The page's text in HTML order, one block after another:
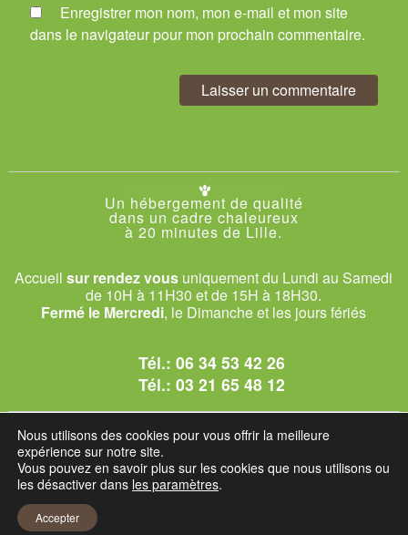
Enregistrer mon nom, mon e-mail et mon site
dans le navigateur pour mon prochain commentaire.
Un hébergement de qualité
dans un cadre chaleureux
à 20 minutes de Lille.
Accueilsur rendez vous uniquement du Lundi au Samedi
de 10H à 11H30 et de 15H à 18H30.
Fermé le Mercredi, le Dimanche et les jours fériés
Tél.:06 34 53 42 26
Tél.:03 21 65 48 12
© 2026 Le Club des Chats
1228 rue bataille - 62840 Sailly-sur-la-Lys.
Mentions légales et C.G.U
Nous utilisons des cookies pour vous offrir la meilleure
expérience sur notre site.
Vous pouvez en savoir plus sur les cookies que nous utilisons ou
les désactiver dans les paramètres.
Accepter